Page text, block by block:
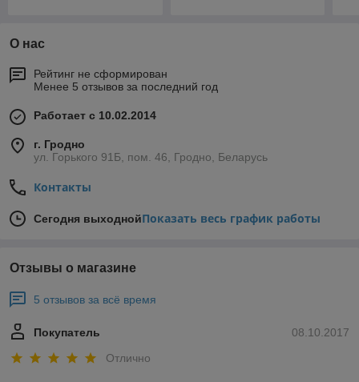
О нас
Рейтинг не сформирован
Менее 5 отзывов за последний год
Работает с 10.02.2014
г. Гродно
ул. Горького 91Б, пом. 46, Гродно, Беларусь
Контакты
Сегодня выходнойПоказать весь график работы
Отзывы о магазине
5 отзывов за всё время
08.10.2017
Покупатель
Отлично